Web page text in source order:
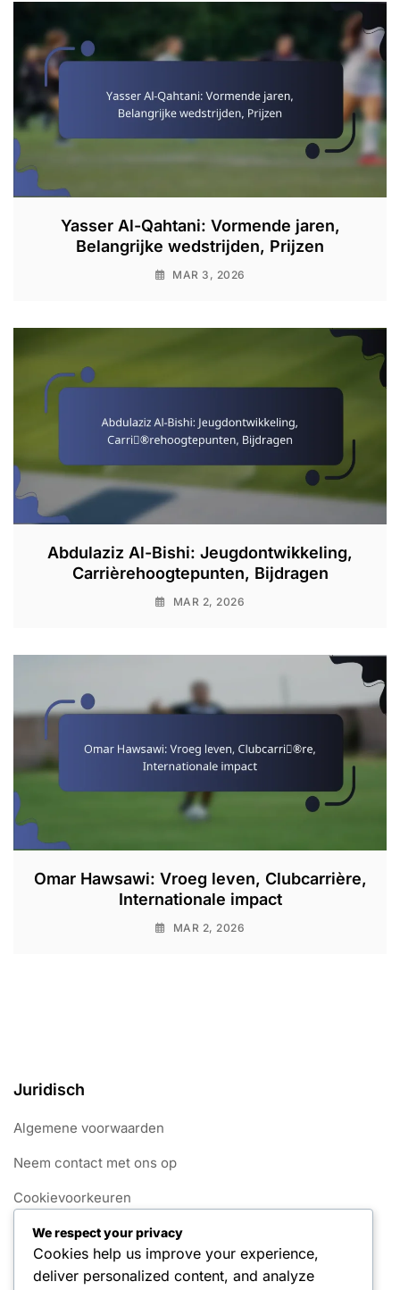
Yasser Al-Qahtani: Vormende jaren,
Belangrijke wedstrijden, Prijzen
MAR 3, 2026
Abdulaziz Al-Bishi: Jeugdontwikkeling,
Carrièrehoogtepunten, Bijdragen
MAR 2, 2026
Omar Hawsawi: Vroeg leven, Clubcarrière,
Internationale impact
MAR 2, 2026
Juridisch
Algemene voorwaarden
Neem contact met ons op
Cookievoorkeuren
Over ons
Privacybeleid
We respect your privacy
Cookies help us improve your experience,
deliver personalized content, and analyze